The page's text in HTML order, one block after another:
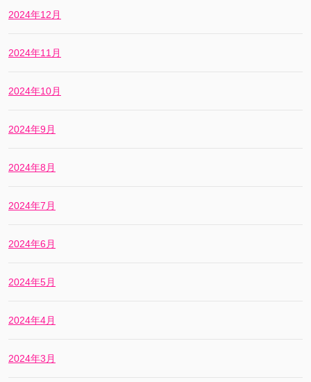
2024年12月
2024年11月
2024年10月
2024年9月
2024年8月
2024年7月
2024年6月
2024年5月
2024年4月
2024年3月